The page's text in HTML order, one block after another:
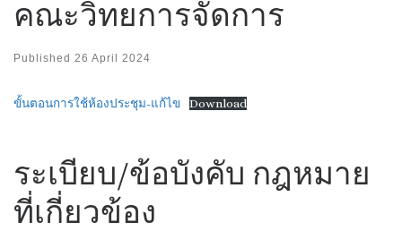
คณะวิทยการจัดการ
Published 26 April 2024
ขั้นตอนการใช้ห้องประชุม-แก้ไข Download
ระเบียบ/ข้อบังคับ กฎหมาย
ที่เกี่ยวข้อง